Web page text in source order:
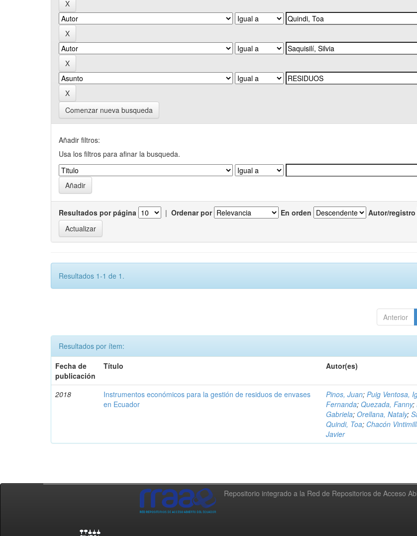
Comenzar nueva busqueda
Añadir filtros:
Usa los filtros para afinar la busqueda.
Resultados por página | Ordenar por En orden Autor/registro
Resultados 1-1 de 1.
Anterior
Resultados por ítem:
Fecha de
publicación
Título Autor(es)
2018
Instrumentos económicos para la gestión de residuos de envases
en Ecuador
Pinos, Juan;Puig Ventosa,
Fernanda;Quezada, Fanny;
Gabriela;Orellana, Nataly;
Quindi, Toa; Chacón
Javier
Repositorio integrado a la Red de Repositorios de Acceso